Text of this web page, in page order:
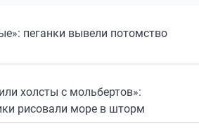
пеганки вывели потомство
холсты с мольбертов»:
рисовали море в шторм